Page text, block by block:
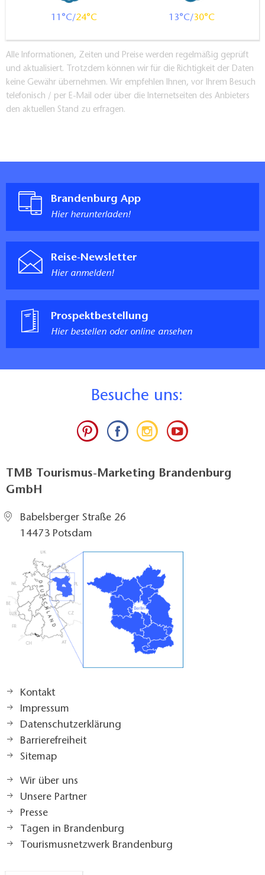
11 24 13 30
Alle Informationen, Zeiten und Preise werden regelmäßig geprüft
und aktualisiert. Trotzdem können wir für die Richtigkeit der Daten
keine Gewähr übernehmen. Wir empfehlen Ihnen, vor Ihrem Besuch
telefonisch / per E-Mail oder über die Internetseiten des Anbieters
den aktuellen Stand zu erfragen.
Brandenburg App
Hier herunterladen!
Reise-Newsletter
Hier anmelden!
Prospektbestellung
Hier bestellen oder online ansehen
Besuche uns:
TMB Tourismus-Marketing Brandenburg
GmbH
Babelsberger Straße 26
14473 Potsdam
Kontakt
Impressum
Datenschutzerklärung
Barrierefreiheit
Sitemap
Wir über uns
Unsere Partner
Presse
Tagen in Brandenburg
Tourismusnetzwerk Brandenburg